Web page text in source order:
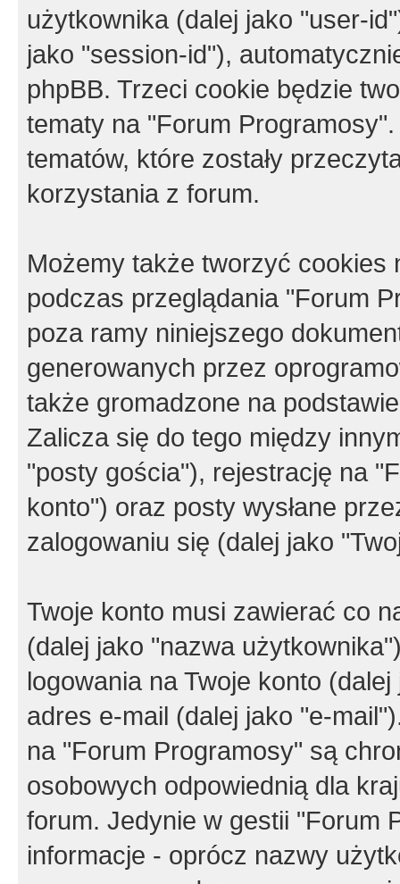
użytkownika (dalej jako "user-
jako "session-id"),
phpBB. Trzeci cookie będzie
tematy na "Forum
tematów, które zostały
korzystania z forum.
Możemy także tworzyć cookies
podczas przeglądania "Forum
poza ramy niniejszego
generowanych przez
także gromadzone na
Zalicza się do tego między
"posty gościa"), rejestrację na
konto") oraz posty wysłane
zalogowaniu się (dalej jako
Twoje konto musi zawierać co
(dalej jako "nazwa
logowania na Twoje konto
adres e-mail (dalej jako "e-
na "Forum Programosy" są
osobowych odpowiednią dla
forum. Jedynie w gestii "Forum
informacje - oprócz nazwy